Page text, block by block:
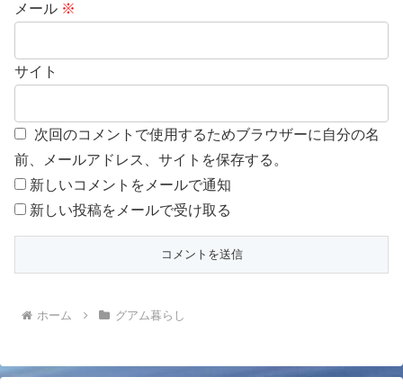
メール ※
サイト
次回のコメントで使用するためブラウザーに自分の名
前、メールアドレス、サイトを保存する。
新しいコメントをメールで通知
新しい投稿をメールで受け取る
ホーム グアム暮らし